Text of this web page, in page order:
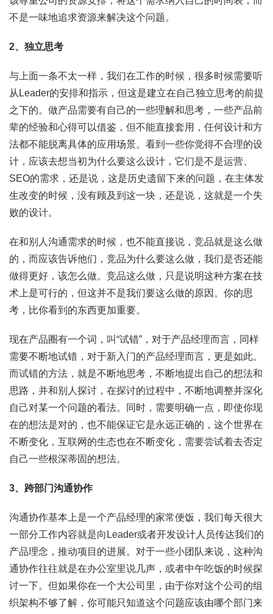
不是一味地追求资源来解决这个问题。
2、独立思考
与上面一条不太一样，我们在工作的时候，很多时候需要听
从Leader的安排和指示，但这是建立在自己独立思考的前提
之下的。做产品需要有自己的一些理解和思考，一些产品前
辈的经验和心得可以借鉴，但不能直接套用，任何设计和方
法都不能脱离具体的应用场景。看到一些你觉得不合理的设
计，应该去想当初为什么要这么设计，它们是不是运营、
SEO的需求，还是说，这是历史遗留下来的问题，在主体发
生改变的时候，没有顾及到这一块，还是说，这就是一个失
败的设计。
在和别人沟通需求的时候，也不能直接说，竞品就是这么做
的，而应该告诉他们，竞品为什么要这么做，我们是否还能
做得更好，该怎么做。竞品这么做，只是说明这种方案在技
术上是可行的，但这并不是我们要这么做的原因。你的思
考，比你看到的东西更加重要。
现在产品圈有一个词，叫“试错”，对于产品经理而言，同样
需要不断地试错，对于新入门的产品经理而言，更是如此。
而试错的方法，就是不断地思考，不断地提出自己的想法和
思路，并和别人探讨，在探讨的过程中，不断地调整并深化
自己对某一个问题的看法。同时，需要明确一点，即使你现
在的想法是对的，也不能保证它是永远正确的，这个世界在
不断变化，互联网的生态也在不断变化，需要尝试着去否定
自己一些根深蒂固的想法。
3、跨部门沟通协作
沟通协作基本上是一个产品经理的家常便饭，我们每天很大
一部分工作内容就是向Leader或者开发设计人员传达我们的
产品理念，推动项目的进展。对于一些小团队来说，这种沟
通协作往往就是在办公室里说几声，或者中午吃饭的时候探
讨一下。但如果你在一个大公司里，由于你对这个公司的组
织架构不够了解，你可能只知道这个问题应该由哪个部门来